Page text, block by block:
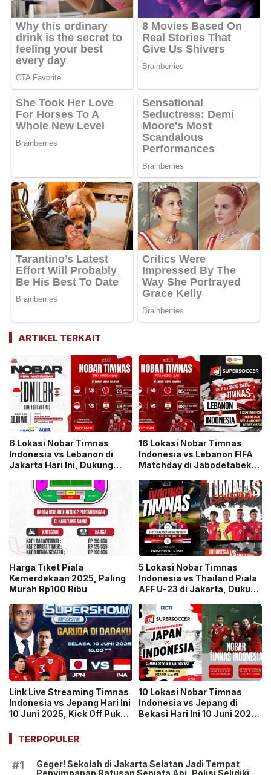
ARTIKEL TERKAIT
6 Lokasi Nobar Timnas
Indonesia vs Lebanon di
Jakarta Hari Ini, Dukung
yang Seru
16 Lokasi Nobar Timnas
Indonesia vs Lebanon FIFA
Matchday di Jabodetabek,
Harga Tiket Piala
Kemerdekaan 2025, Paling
Murah Rp100 Ribu
5 Lokasi Nobar Timnas
Indonesia vs Thailand Piala
AFF U-23 di Jakarta, Dukung
Link Live Streaming Timnas
Indonesia vs Jepang Hari Ini
10 Juni 2025, Kick Off Pukul
Vision+
10 Lokasi Nobar Timnas
Indonesia vs Jepang di
Bekasi Hari Ini 10 Juni 2025,
TERPOPULER
#1
Geger! Sekolah di Jakarta Selatan Jadi Tempat
Penyimpanan Ratusan Senjata Api, Polisi Selidiki